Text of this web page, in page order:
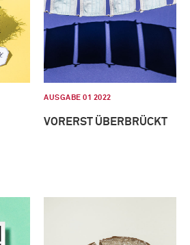
AUSGABE 01 2022
VORERST ÜBERBRÜCKT